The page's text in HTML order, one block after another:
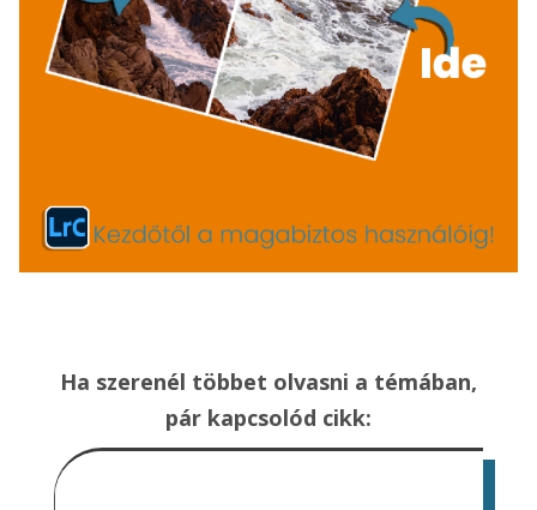
Ha szerenél többet olvasni a témában,
pár kapcsolód cikk: